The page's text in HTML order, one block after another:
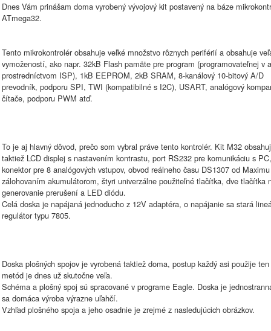
Dnes Vám prinášam doma vyrobený vývojový kit postavený na báze
ATmega32.
Tento mikrokontrolér obsahuje veľké množstvo rôznych periférií a obsahuje
vymožeností, ako napr. 32kB Flash pamäte pre program (programovateľnej v
prostredníctvom ISP), 1kB EEPROM, 2kB SRAM, 8-kanálový 10-bitový A/D
prevodník, podporu SPI, TWI (kompatibilné s I2C), USART, analógový
čítače, podporu PWM atď.
To je aj hlavný dôvod, prečo som vybral práve tento kontrolér. Kit M32
taktiež LCD displej s nastavením kontrastu, port RS232 pre komunikáciu s PC,
konektor pre 8 analógových vstupov, obvod reálneho času DS1307 od
zálohovaním akumulátorom, štyri univerzálne použiteľné tlačítka, dve tlačítka
generovanie prerušení a LED diódu.
Celá doska je napájaná jednoducho z 12V adaptéra, o napájanie sa stará
regulátor typu 7805.
Doska plošných spojov je vyrobená taktiež doma, postup každý asi použije
metód je dnes už skutočne veľa.
Schéma a plošný spoj sú spracované v programe Eagle. Doska je
sa domáca výroba výrazne uľahčí.
Vzhľad plošného spoja a jeho osadnie je zrejmé z nasledujúcich obrázkov.